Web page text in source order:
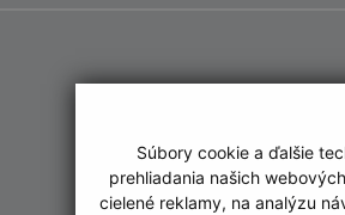
Súbory cookie a ďalšie
prehliadania našich
cielené reklamy, na analýzu